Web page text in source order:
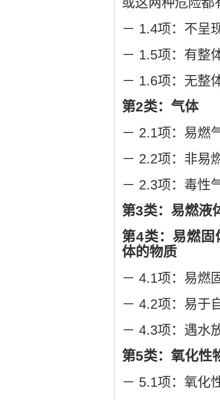
－ 1.4项：不呈
－ 1.5项：有整
－ 1.6项：无整
第2类：气体
－ 2.1项：易燃
－ 2.2项：非易
－ 2.3项：毒性
第3类：易燃液
第4类：易燃固
体的物质
－ 4.1项：易燃
－ 4.2项：易于
－ 4.3项：遇水
第5类：氧化性
－ 5.1项：氧化